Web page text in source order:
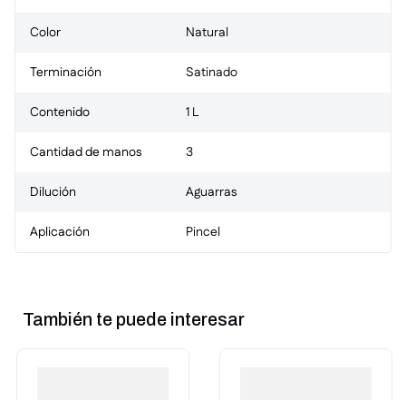
Color Natural
Terminación Satinado
Contenido 1 L
Cantidad de manos 3
Dilución Aguarras
Aplicación Pincel
También te puede interesar